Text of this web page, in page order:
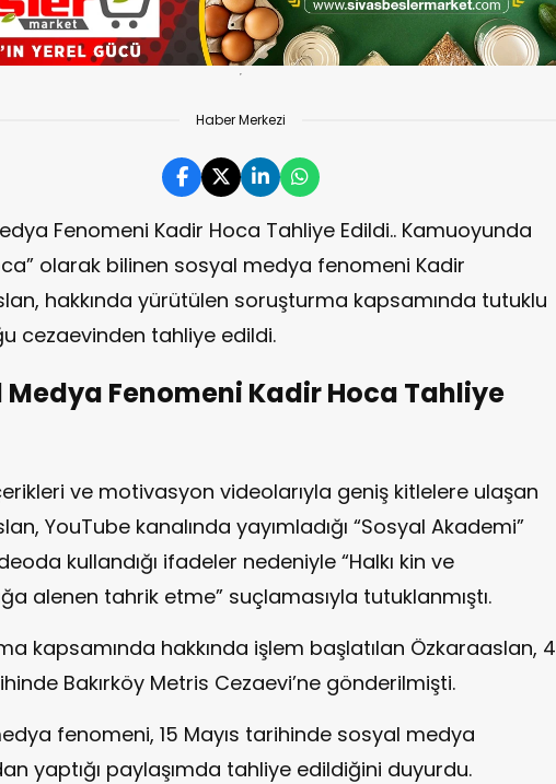
Haber Merkezi
Fenomeni Kadir Hoca Tahliye Edildi.. Kamuoyunda
olarak bilinen sosyal medya fenomeni Kadir
hakkında yürütülen soruşturma kapsamında tutuklu
cezaevinden tahliye edildi.
Medya Fenomeni Kadir Hoca Tahliye
ve motivasyon videolarıyla geniş kitlelere ulaşan
YouTube kanalında yayımladığı “Sosyal Akademi”
kullandığı ifadeler nedeniyle “Halkı kin ve
alenen tahrik etme” suçlamasıyla tutuklanmıştı.
kapsamında hakkında işlem başlatılan Özkaraaslan, 4
Bakırköy Metris Cezaevi’ne gönderilmişti.
fenomeni, 15 Mayıs tarihinde sosyal medya
yaptığı paylaşımda tahliye edildiğini duyurdu.